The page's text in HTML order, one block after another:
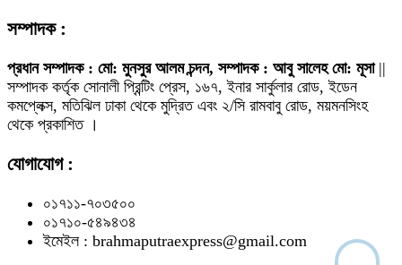
সম্পাদক :
প্রধান সম্পাদক : মো: মুনসুর আলম চন্দন, সম্পাদক : আবু সালেহ মো: মূসা||
সম্পাদক কর্তৃক সোনালী প্রিন্টিং প্রেস, ১৬৭, ইনার সার্কুলার রোড, ইডেন
কমপ্লেক্স, মতিঝিল ঢাকা থেকে মুদ্রিত এবং ২/সি রামবাবু রোড, ময়মনসিংহ
থেকে প্রকাশিত ।
যোগাযোগ :
০১৭১১-৭০৩৫০০
০১৭১০-৫৪৯৪৩৪
ইমেইল : brahmaputraexpress@gmail.com